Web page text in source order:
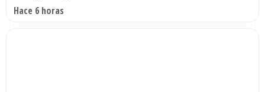
Hace 6 horas